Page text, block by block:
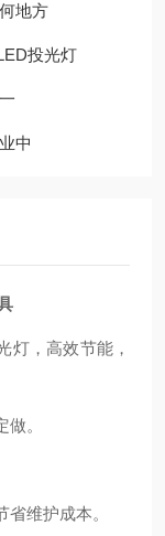
地方
投光灯
中
灯，高效节能，
。
维护成本。